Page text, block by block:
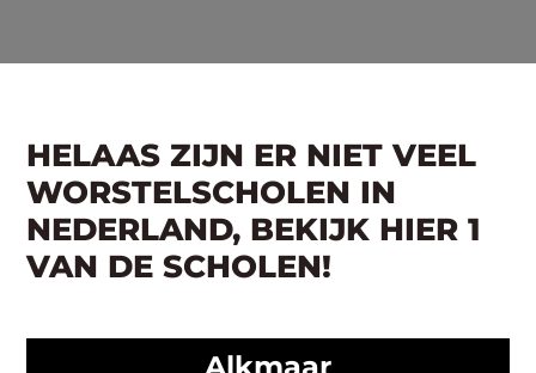
HELAAS ZIJN ER NIET VEEL
WORSTELSCHOLEN IN
NEDERLAND, BEKIJK HIER 1
VAN DE SCHOLEN!
Alkmaar